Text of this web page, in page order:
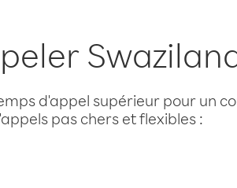
d'appel supérieur pour un
pas chers et flexibles :